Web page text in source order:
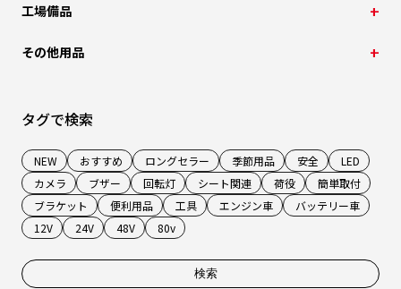
工場備品
その他用品
タグで検索
NEW おすすめ ロングセラー 季節用品 安全
LED
カメラ
ブザー 回転灯 シート関連 荷役
簡単取付
ブラケット
便利用品 工具 エンジン車
バッテリー車
12V
24V 48V 80v
検索